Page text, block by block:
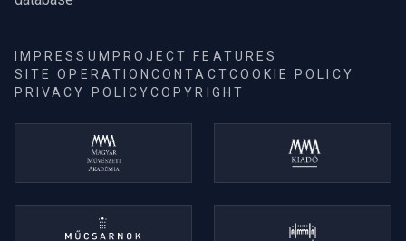
IMPRESSUM PROJECT FEATURES
SITE OPERATIONCONTACTCOOKIE POLICY
PRIVACY POLICYCOPYRIGHT